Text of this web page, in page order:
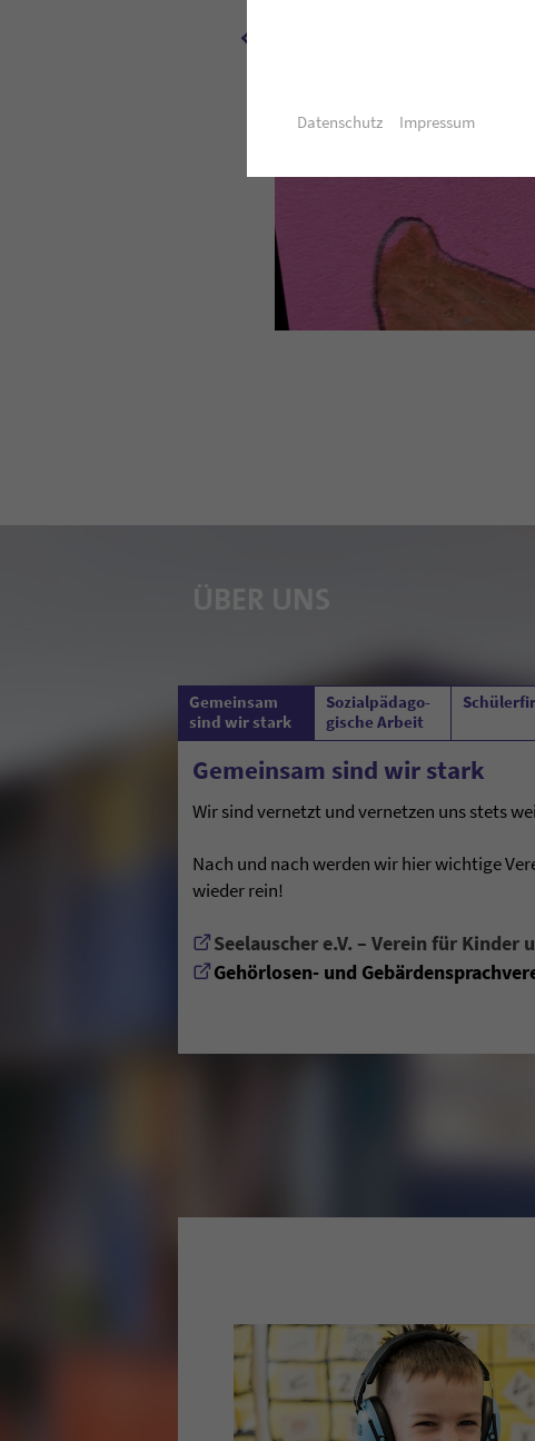
ÜBER UNS
Gemeinsam
sind wir stark
Sozialpädago­
gische Arbeit
Gemeinsam sind wir stark
Wir sind vernetzt und vernetzen uns stets
Nach und nach werden wir hier wichtige
wieder rein!
Seelauscher e.V. – Verein für
Gehörlosen- und
Datenschutz Impressum